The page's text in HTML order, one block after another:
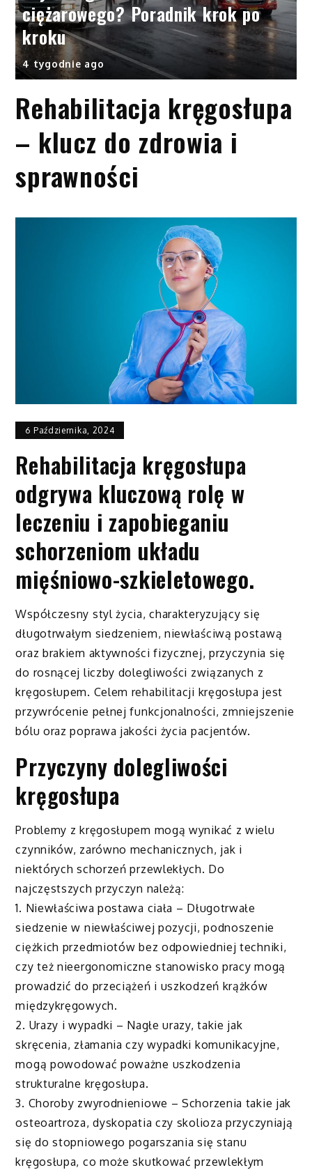
ciężarowego? Poradnik krok po
kroku
4 tygodnie ago
Rehabilitacja kręgosłupa
– klucz do zdrowia i
sprawności
6 Października, 2024
Rehabilitacja kręgosłupa
odgrywa kluczową rolę w
leczeniu i zapobieganiu
schorzeniom układu
mięśniowo-szkieletowego.
Współczesny styl życia, charakteryzujący się
długotrwałym siedzeniem, niewłaściwą postawą
oraz brakiem aktywności fizycznej, przyczynia się
do rosnącej liczby dolegliwości związanych z
kręgosłupem. Celem rehabilitacji kręgosłupa jest
przywrócenie pełnej funkcjonalności, zmniejszenie
bólu oraz poprawa jakości życia pacjentów.
Przyczyny dolegliwości
kręgosłupa
Problemy z kręgosłupem mogą wynikać z wielu
czynników, zarówno mechanicznych, jak i
niektórych schorzeń przewlekłych. Do
najczęstszych przyczyn należą:
1. Niewłaściwa postawa ciała – Długotrwałe
siedzenie w niewłaściwej pozycji, podnoszenie
ciężkich przedmiotów bez odpowiedniej techniki,
czy też nieergonomiczne stanowisko pracy mogą
prowadzić do przeciążeń i uszkodzeń krążków
międzykręgowych.
2. Urazy i wypadki – Nagłe urazy, takie jak
skręcenia, złamania czy wypadki komunikacyjne,
mogą powodować poważne uszkodzenia
strukturalne kręgosłupa.
3. Choroby zwyrodnieniowe – Schorzenia takie jak
osteoartroza, dyskopatia czy skolioza przyczyniają
się do stopniowego pogarszania się stanu
kręgosłupa, co może skutkować przewlekłym